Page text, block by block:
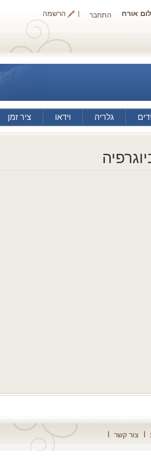
אורח התחבר הרשמה
גלריה וידאו ציר זמן
צור קשר